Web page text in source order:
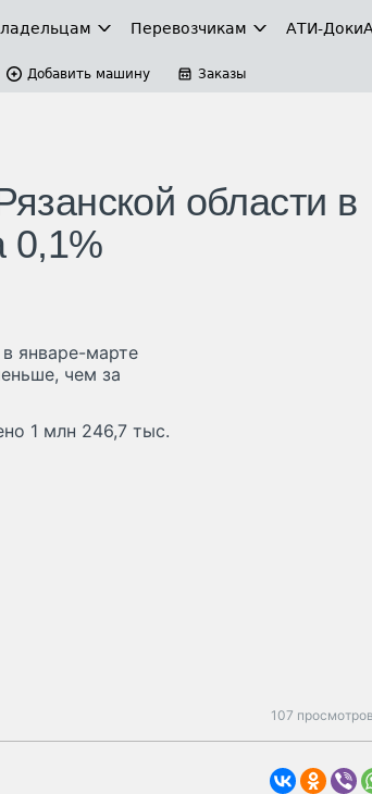
Перевозчикам АТИ-Доки
Добавить машину Заказы
области в
0,1%
январе-марте
чем за
1 млн 246,7 тыс.
107